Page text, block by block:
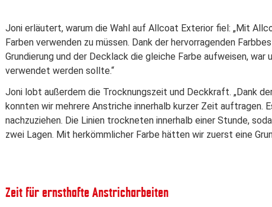
Joni erläutert, warum die Wahl auf Allcoat Exterior fiel: „Mit
Farben verwenden zu müssen. Dank der hervorragenden
Grundierung und der Decklack die gleiche Farbe aufweisen,
verwendet werden sollte.“
Joni lobt außerdem die Trocknungszeit und Deckkraft. „Dank
konnten wir mehrere Anstriche innerhalb kurzer Zeit auftragen.
nachzuziehen. Die Linien trockneten innerhalb einer Stunde,
zwei Lagen. Mit herkömmlicher Farbe hätten wir zuerst eine
Zeit für ernsthafte Anstricharbeiten